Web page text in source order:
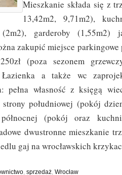
Mieszkanie składa się z
13,42m2, 9,71m2),
garderoby (1,55m2)
zakupić miejsce
(poza sezonem
a także wc
pełna własność z księgą
południowej (pokój
(pokój oraz
dwustronne mieszkanie
gaj na wrocławskich
, sprzedaż, Wrocław